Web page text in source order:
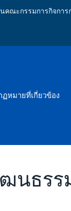
ณะกรรมการกิจกา
ฏหมายที่เกี่ยวข้อง
นธรร